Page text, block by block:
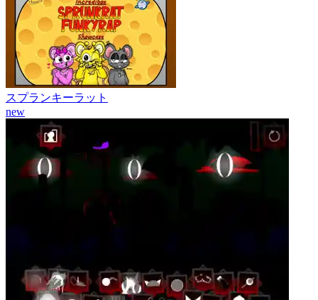
スプランキーラット
new